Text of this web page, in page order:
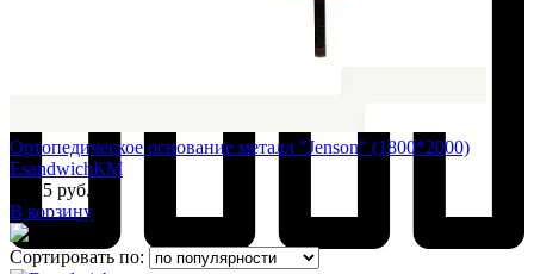
Ортопедическое основание металл "Jenson" (1800*2000)
EsandwichКМ
7 625 руб.
В корзину
Сортировать по: